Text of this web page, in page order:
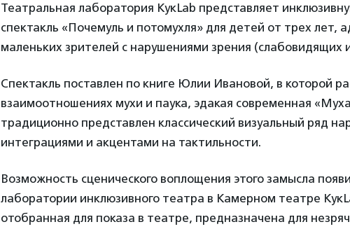
Театральная лаборатория КукLab представляет
спектакль «Почемуль и потомухля» для детей от трех лет,
маленьких зрителей с нарушениями зрения (слабовидящих
Спектакль поставлен по книге Юлии Ивановой, в которой
взаимоотношениях мухи и паука, эдакая современная
традиционно представлен классический визуальный ряд
интеграциями и акцентами на тактильности.
Возможность сценического воплощения этого замысла
лаборатории инклюзивного театра в Камерном театре
отобранная для показа в театре, предназначена для